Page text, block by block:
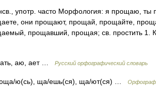
употр. часто Морфология: я прощаю,
они прощают, прощай, прощайте,
прощавший, прощая; св. простить 1.
аю, ает … Русский орфографический словарь
ю(сь), ща/ешь(ся), ща/ют(ся) …